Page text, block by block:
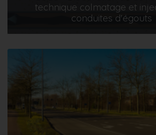
technique colmatage et
conduites d'égouts